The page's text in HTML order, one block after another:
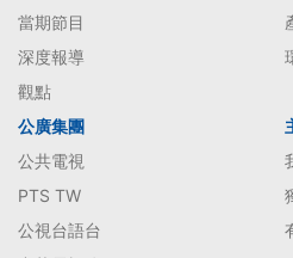
當期節目
深度報導
觀點
公廣集團
公共電視
PTS TW
公視台語台